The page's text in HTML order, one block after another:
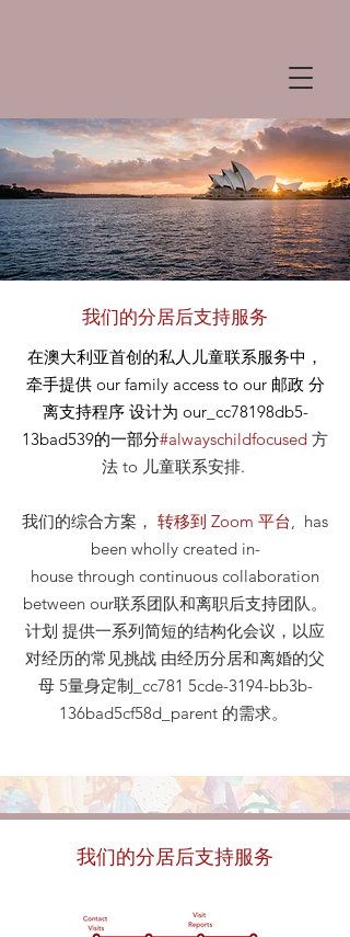
我们的分居后支持服务
在澳大利亚首创的私人儿童联系服务中，
牵手提供 our family access to our 邮政 分
离支持程序 设计为 our_cc78198db5-
13bad539的一部分#alwayschildfocused 方
法to 儿童联系安排.
我们的综合方案， 转移到 Zoom 平台, has
been wholly created in-
house through continuous collaboration
between our联系团队和离职后支持团队。
计划 提供一系列简短的结构化会议，以应
对经历的常见挑战 由经历分居和离婚的父
母 5量身定制_cc781 5cde-3194-bb3b-
136bad5cf58d_parent 的需求。
我们的分居后支持服务